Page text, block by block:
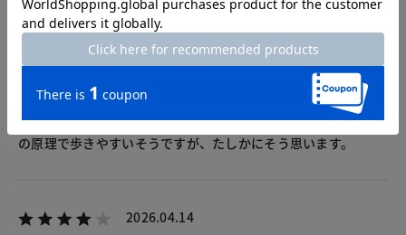
2026.04.26
身長154cm
履きやすいのですが、軽すぎて歩行の安定感がなくなる気がし
て返品しました。靴はある程度の重さがあったほうが、振り子
の原理で歩きやすいそうですが、たしかにそう思います。
2026.04.14